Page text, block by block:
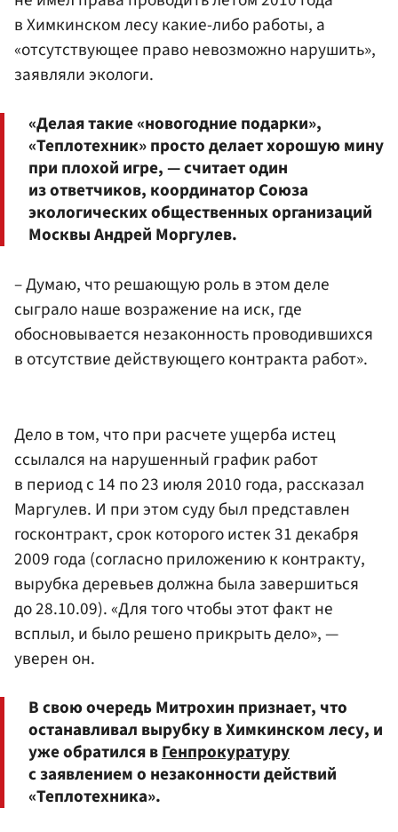
в Химкинском лесу какие-либо работы, а
«отсутствующее право невозможно нарушить»,
заявляли экологи.
«Делая такие «новогодние подарки»,
«Теплотехник» просто делает хорошую мину
при плохой игре, — считает один
из ответчиков, координатор Союза
экологических общественных организаций
Москвы Андрей Моргулев.
– Думаю, что решающую роль в этом деле
сыграло наше возражение на иск, где
обосновывается незаконность проводившихся
в отсутствие действующего контракта работ».
Дело в том, что при расчете ущерба истец
ссылался на нарушенный график работ
в период с 14 по 23 июля 2010 года, рассказал
Маргулев. И при этом суду был представлен
госконтракт, срок которого истек 31 декабря
2009 года (согласно приложению к контракту,
вырубка деревьев должна была завершиться
до 28.10.09). «Для того чтобы этот факт не
всплыл, и было решено прикрыть дело», —
уверен он.
В свою очередь Митрохин признает, что
останавливал вырубку в Химкинском лесу, и
уже обратился вГенпрокуратуру
с заявлением о незаконности действий
«Теплотехника».